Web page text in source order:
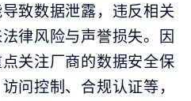
致数据泄露，违反相关
律风险与声誉损失。因
关注厂商的数据安全保
问控制、合规认证等，